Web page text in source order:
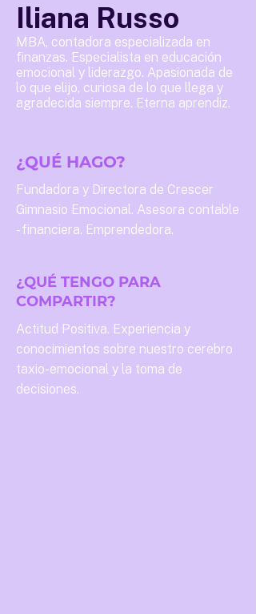
Iliana Russo
MBA, contadora especializada en
finanzas. Especialista en educación
emocional y liderazgo. Apasionada de
lo que elijo, curiosa de lo que llega y
agradecida siempre. Eterna aprendiz.
¿QUÉ HAGO?
Fundadora y Directora de Crescer
Gimnasio Emocional. Asesora contable
- financiera. Emprendedora.
¿QUÉ TENGO PARA
COMPARTIR?
Actitud Positiva. Experiencia y
conocimientos sobre nuestro cerebro
taxio-emocional y la toma de
decisiones.